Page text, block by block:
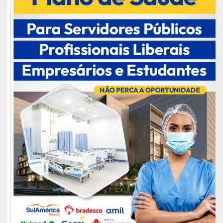
O treinamento conta com a participação dos
servidores da ASSEINTI e demais unidades de
investigação do MP-AP: Laboratório de
Tecnologia Contra Lavagem de Dinheiro (LAB-LD),
Núcleo de Inteligência do Ministério Público
(NIMP) e Grupo de Atuação Especializado de
Combate ao Crime Organizado (GAECO). Conta
ainda, com servidores da Secretaria de Estado da